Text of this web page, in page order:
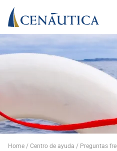
Home Centro de ayuda Preguntas